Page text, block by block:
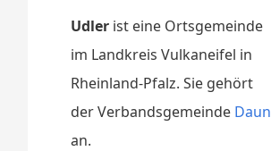
Udler ist eine Ortsgemeinde
im Landkreis Vulkaneifel in
Rheinland-Pfalz. Sie gehört
der Verbandsgemeinde Daun
an.